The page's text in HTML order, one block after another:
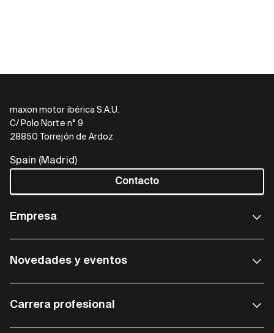
maxon motor ibérica S.A.U.
C/ Polo Norte n° 9
28850 Torrejón de Ardoz
Spain (Madrid)
Contacto
Empresa
Novedades y eventos
Carrera profesional